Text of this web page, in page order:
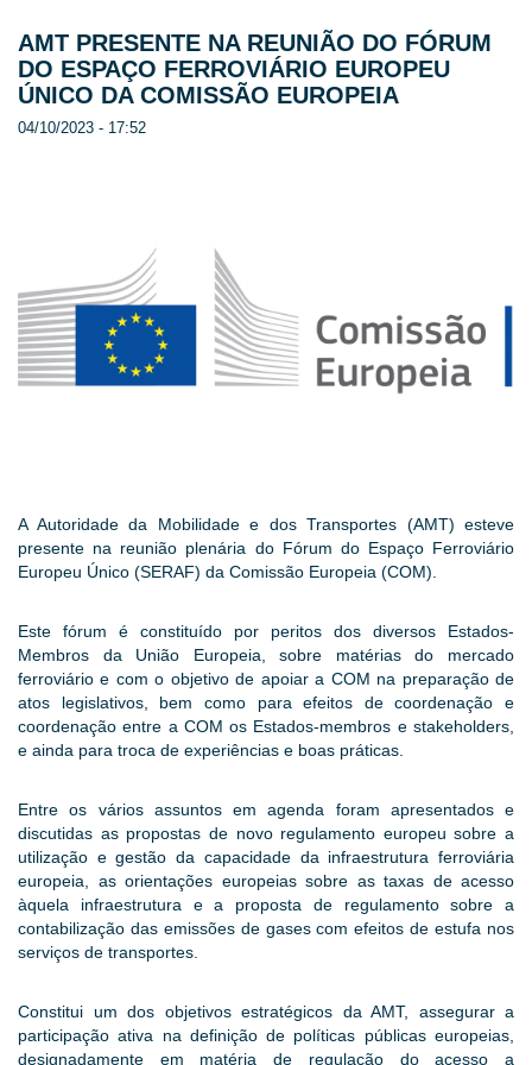
AMT PRESENTE NA REUNIÃO DO FÓRUM
DO ESPAÇO FERROVIÁRIO EUROPEU
ÚNICO DA COMISSÃO EUROPEIA
04/10/2023 - 17:52
A Autoridade da Mobilidade e dos Transportes (AMT) esteve
presente na reunião plenária do Fórum do Espaço Ferroviário
Europeu Único (SERAF) da Comissão Europeia (COM).
Este fórum é constituído por peritos dos diversos Estados-
Membros da União Europeia, sobre matérias do mercado
ferroviário e com o objetivo de apoiar a COM na preparação de
atos legislativos, bem como para efeitos de coordenação e
coordenação entre a COM os Estados-membros e stakeholders,
e ainda para troca de experiências e boas práticas.
Entre os vários assuntos em agenda foram apresentados e
discutidas as propostas de novo regulamento europeu sobre a
utilização e gestão da capacidade da infraestrutura ferroviária
europeia, as orientações europeias sobre as taxas de acesso
àquela infraestrutura e a proposta de regulamento sobre a
contabilização das emissões de gases com efeitos de estufa nos
serviços de transportes.
Constitui um dos objetivos estratégicos da AMT, assegurar a
participação ativa na definição de políticas públicas europeias,
designadamente em matéria de regulação do acesso a